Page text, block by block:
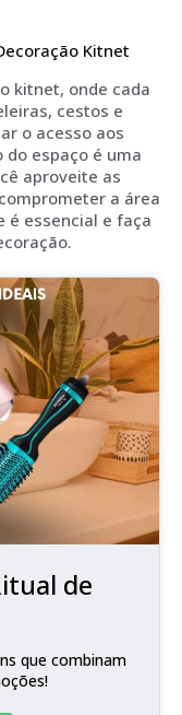
Kitnet
kitnet, onde cada
cestos e
o acesso aos
espaço é uma
aproveite as
a área
é essencial e faça
de
que combinam